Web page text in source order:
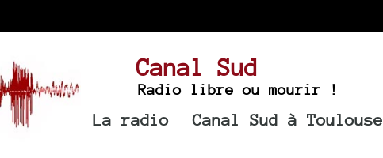
Canal Sud
Radio libre ou mourir !
La radio Canal Sud à Toulouse